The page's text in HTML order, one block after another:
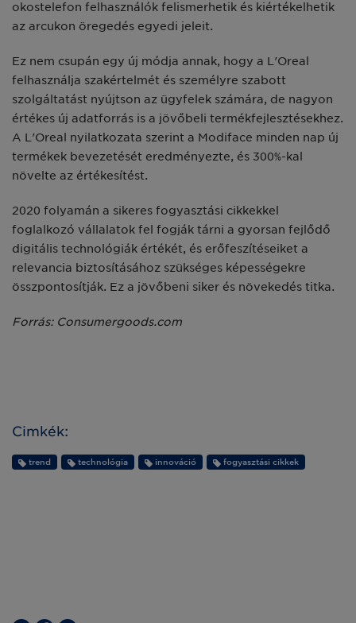
okostelefon felhasználók felismerhetik és kiértékelhetik
az arcukon öregedés egyedi jeleit.
Ez nem csupán egy új módja annak, hogy a L'Oreal
felhasználja szakértelmét és személyre szabott
szolgáltatást nyújtson az ügyfelek számára, de nagyon
értékes új adatforrás is a jövőbeli termékfejlesztésekhez.
A L'Oreal nyilatkozata szerint a Modiface minden nap új
termékek bevezetését eredményezte, és 300%-kal
növelte az értékesítést.
2020 folyamán a sikeres fogyasztási cikkekkel
foglalkozó vállalatok fel fogják tárni a gyorsan fejlődő
digitális technológiák értékét, és erőfeszítéseiket a
relevancia biztosításához szükséges képességekre
összpontosítják. Ez a jövőbeni siker és növekedés titka.
Forrás: Consumergoods.com
Cimkék:
trend technológia innováció fogyasztási cikkek